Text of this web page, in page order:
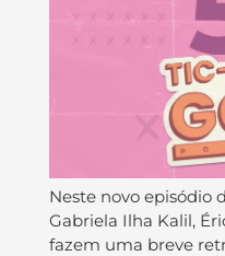
Neste novo episódio
Gabriela Ilha Kalil,
fazem uma breve